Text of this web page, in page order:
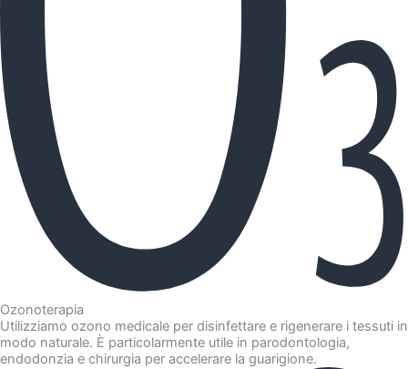
Ozonoterapia
Utilizziamo ozono medicale per disinfettare e rigenerare i tessuti in
modo naturale. È particolarmente utile in parodontologia,
endodonzia e chirurgia per accelerare la guarigione.